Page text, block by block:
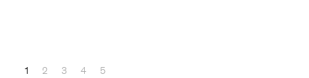
1 2 3 4 5